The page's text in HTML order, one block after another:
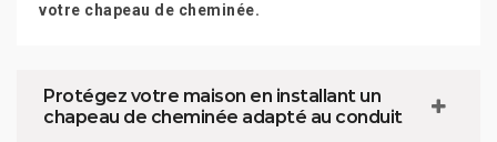
votre chapeau de cheminée.
Protégez votre maison en installant un
chapeau de cheminée adapté au conduit